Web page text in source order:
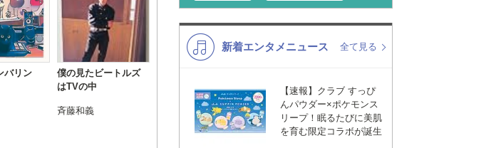
バリン
僕の見たビートルズ
はTVの中
斉藤和義
K-POP 演歌・歌謡
VTuber ディズニー
新着エンタメニュース 全て見る
【速報】クラブ すっぴ
んパウダー×ポケモンス
リープ！眠るたびに美肌
を育む限定コラボが誕生